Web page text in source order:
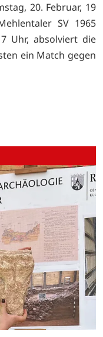
20. Februar, 19
SV 1965
Uhr, absolviert die
ein Match gegen